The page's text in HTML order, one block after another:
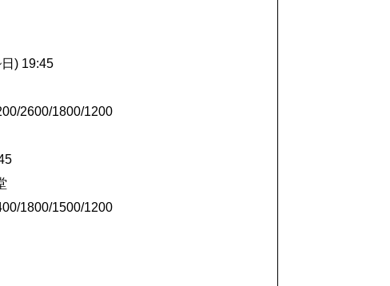
日 ) 19:45
2600/1800/1200
1800/1500/1200